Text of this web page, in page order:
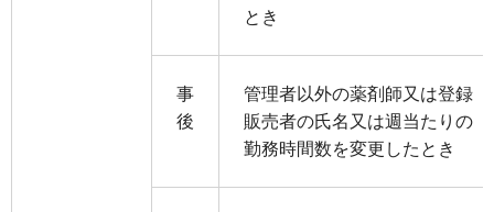
とき
事
後
管理者以外の薬剤師又は登録
販売者の氏名又は週当たりの
勤務時間数を変更したとき